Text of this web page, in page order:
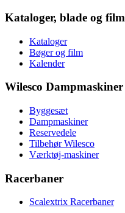
Kataloger, blade og film
Kataloger
Bøger og film
Kalender
Wilesco Dampmaskiner
Byggesæt
Dampmaskiner
Reservedele
Tilbehør Wilesco
Værktøj-maskiner
Racerbaner
Scalextrix Racerbaner